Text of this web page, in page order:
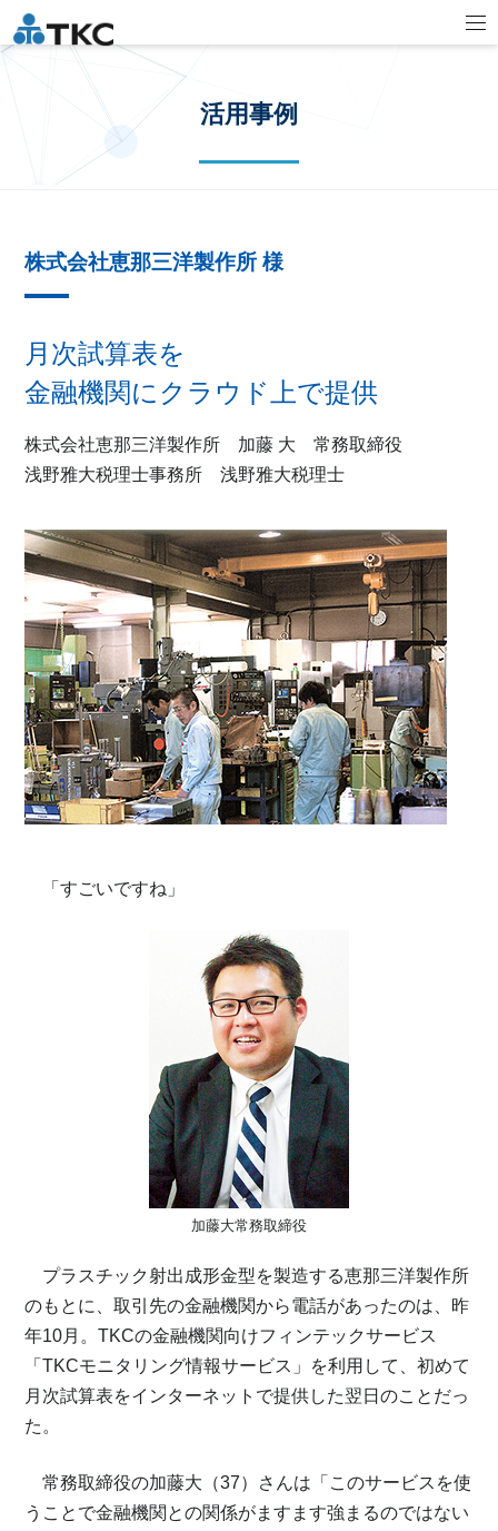
活用事例
株式会社恵那三洋製作所 様
月次試算表を
金融機関にクラウド上で提供
株式会社恵那三洋製作所 加藤 大 常務取締役
浅野雅大税理士事務所 浅野雅大税理士
「すごいですね」
加藤大常務取締役
プラスチック射出成形金型を製造する恵那三洋製作所
のもとに、取引先の金融機関から電話があったのは、昨
年10月。TKCの金融機関向けフィンテックサービス
「TKCモニタリング情報サービス」を利用して、初めて
月次試算表をインターネットで提供した翌日のことだっ
た。
常務取締役の加藤大（37）さんは「このサービスを使
うことで金融機関との関係がますます強まるのではない